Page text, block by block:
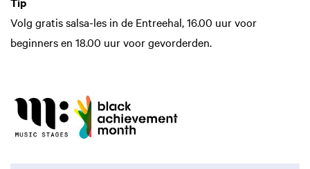
Volg gratis salsa-les in de Entreehal, 16.00 uur voor
beginners en 18.00 uur voor gevorderden.